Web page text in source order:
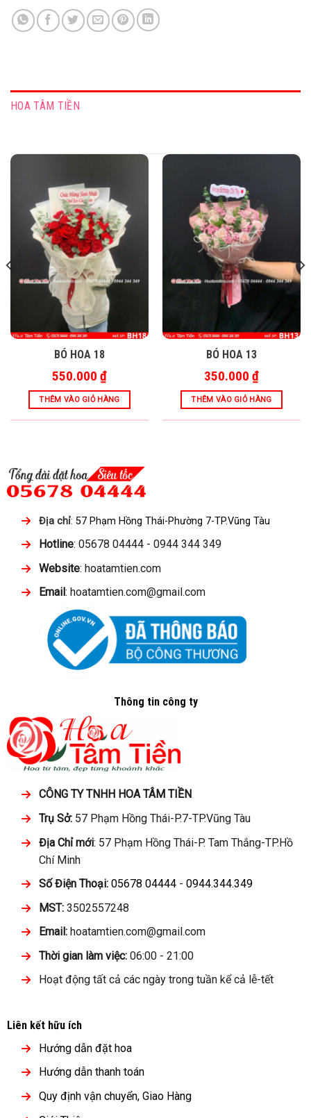
HOA TÂM TIỀN
BÓ HOA 18
550.000 ₫
THÊM VÀO GIỎ HÀNG
BÓ HOA 13
350.000 ₫
THÊM VÀO GIỎ HÀNG
Địa chỉ: 57 Phạm Hồng Thái-Phường 7-TP.Vũng Tàu
Hotline: 05678 04444 - 0944 344 349
Website: hoatamtien.com
Email : hoatamtien.com@gmail.com
Thông tin công ty
CÔNG TY TNHH HOA TÂM TIỀN
Trụ Sở: 57 Phạm Hồng Thái-P.7-TP.Vũng Tàu
Địa Chỉ mới: 57 Phạm Hồng Thái-P. Tam Thắng-TP.Hồ
Chí Minh
Số Điện Thoại: 05678 04444- 0944.344.349
MST:3502557248
Email: hoatamtien.com@gmail.com
Thời gian làm việc:06:00 - 21:00
Hoạt động tất cả các ngày trong tuần kể cả lễ-tết
Liên kết hữu ích
Hướng dẫn đặt hoa
Hướng dẫn thanh toán
Quy định vận chuyển, Giao Hàng